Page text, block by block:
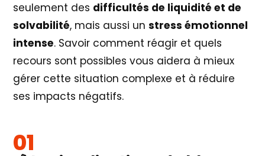
seulement des difficultés de liquidité et de
solvabilité, mais aussi un stress émotionnel
intense. Savoir comment réagir et quels
recours sont possibles vous aidera à mieux
gérer cette situation complexe et à réduire
ses impacts négatifs.